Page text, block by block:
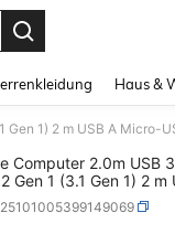
Haus &
1) 2 m USB A Micro-
Computer 2.0m USB
Gen 1 (3.1 Gen 1) 2